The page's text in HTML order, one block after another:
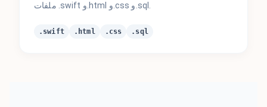
ملفات .swift و.html و.css و.sql.
.swift .html .css .sql